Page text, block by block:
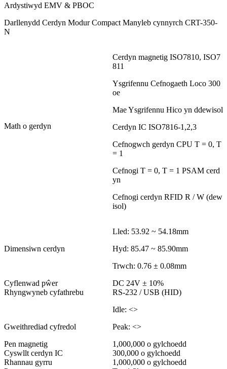
Ardystiwyd EMV & PBOC
Darllenydd Cerdyn Modur Compact Manyleb cynnyrch CRT-350-
N
Math o gerdyn
Cerdyn magnetig ISO7810, ISO7
811
Ysgrifennu Cefnogaeth Loco 300
oe
Mae Ysgrifennu Hico yn ddewisol
Cerdyn IC ISO7816-1,2,3
Cefnogwch gerdyn CPU T = 0, T
= 1
Cefnogi T = 0, T = 1 PSAM cerd
yn
Cefnogi cerdyn RFID R / W (dew
isol)
Dimensiwn cerdyn
Lled: 53.92 ~ 54.18mm
Hyd: 85.47 ~ 85.90mm
Trwch: 0.76 ± 0.08mm
Cyflenwad pŵer
DC 24V ± 10%
Rhyngwyneb cyfathrebu
RS-232 / USB (HID)
Gweithrediad cyfredol
Idle: <>
Peak: <>
Pen magnetig
1,000,000 o gylchoedd
Cyswllt cerdyn IC
300,000 o gylchoedd
Rhannau gyrru
1,000,000 o gylchoedd